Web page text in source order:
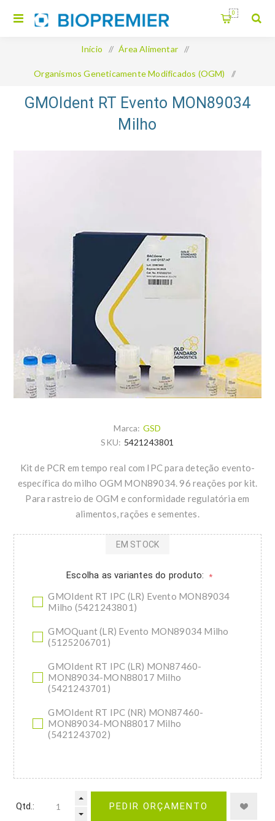
0
Início / Área Alimentar /
Organismos Geneticamente Modificados (OGM) /
GMOIdent RT Evento MON89034 Milho
GMOIdent RT Evento MON89034
Milho
Marca: GSD
SKU: 5421243801
Kit de PCR em tempo real com IPC para deteção evento-
específica do milho OGM MON89034. 96 reações por kit.
Para rastreio de OGM e conformidade regulatória em
alimentos, rações e sementes.
Escolha as variantes do produto: *
GMOIdent RT IPC (LR) Evento MON89034
Milho (5421243801)
GMOQuant (LR) Evento MON89034 Milho
(5125206701)
GMOIdent RT IPC (LR) MON87460-
MON89034-MON88017 Milho
(5421243701)
GMOIdent RT IPC (NR) MON87460-
MON89034-MON88017 Milho
(5421243702)
EM STOCK
Qtd.: PEDIR ORÇAMENTO